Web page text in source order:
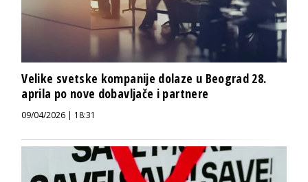
Velike svetske kompanije dolaze u Beograd 28.
aprila po nove dobavljače i partnere
09/04/2026 | 18:31